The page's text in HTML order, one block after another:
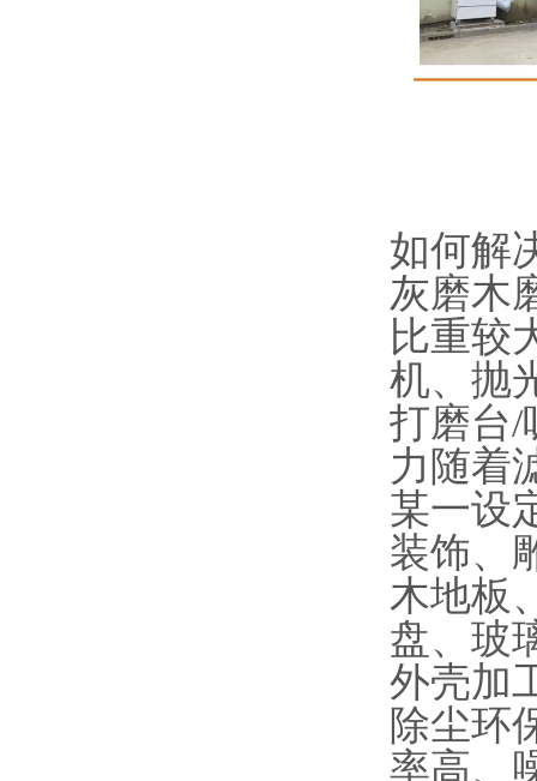
如何解
灰磨木
比重较
机、抛
打磨台/
力随着
某一设
装饰、
木地板
盘、玻
外壳加
除尘环
率高、